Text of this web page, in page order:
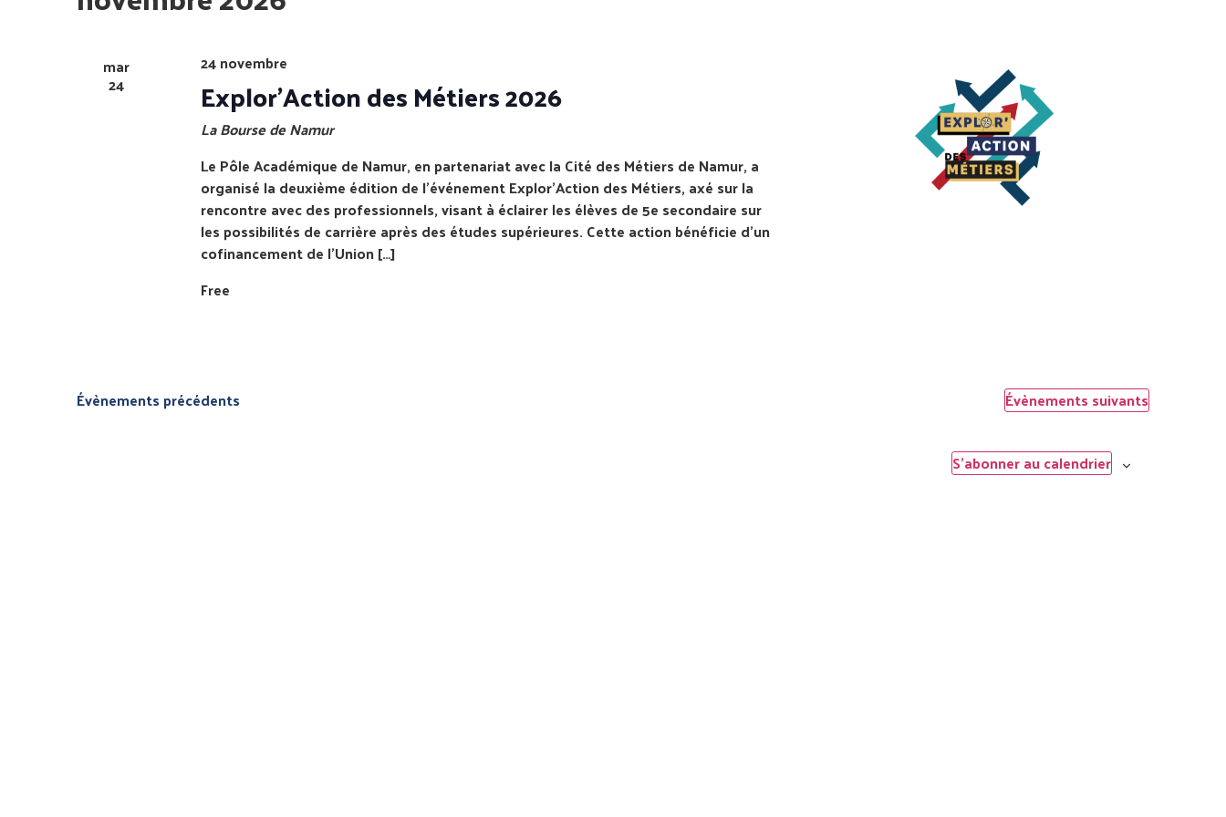
Évènements
mar
24
24 novembre
Explor’Action des Métiers 2026
La Bourse de Namur
Le Pôle Académique de Namur, en partenariat avec la Cité des Métiers de Namur, a
organisé la deuxième édition de l'événement Explor’Action des Métiers, axé sur la
rencontre avec des professionnels, visant à éclairer les élèves de 5e secondaire sur
les possibilités de carrière après des études supérieures. Cette action bénéficie d’un
cofinancement de l’Union […]
Free
Évènements précédents Évènements suivants
S’abonner au calendrier